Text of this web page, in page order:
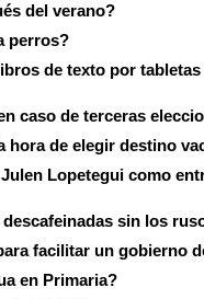
del verano?
perros?
de texto por tabletas
caso de terceras
hora de elegir destino
Lopetegui como
sin los
facilitar un gobierno
en Primaria?